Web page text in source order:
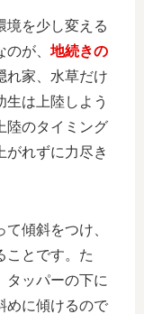
境を少し変える
が、 地続きの
れ家、水草だけ
生は上陸しよう
陸のタイミング
がれずに力尽き
傾斜をつけ、
ことです。た
タッパーの下に
めに傾けるので